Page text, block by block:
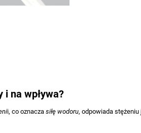
i na wpływa?
i, co oznacza siłę wodoru, odpowiada stężeniu